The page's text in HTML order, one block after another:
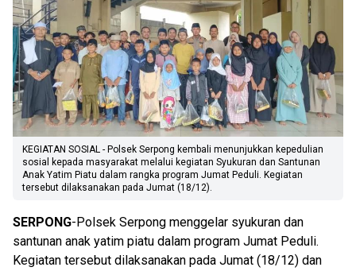
KEGIATAN SOSIAL - Polsek Serpong kembali menunjukkan kepedulian
sosial kepada masyarakat melalui kegiatan Syukuran dan Santunan
Anak Yatim Piatu dalam rangka program Jumat Peduli. Kegiatan
tersebut dilaksanakan pada Jumat (18/12).
SERPONG-Polsek Serpong menggelar syukuran dan
santunan anak yatim piatu dalam program Jumat Peduli.
Kegiatan tersebut dilaksanakan pada Jumat (18/12) dan